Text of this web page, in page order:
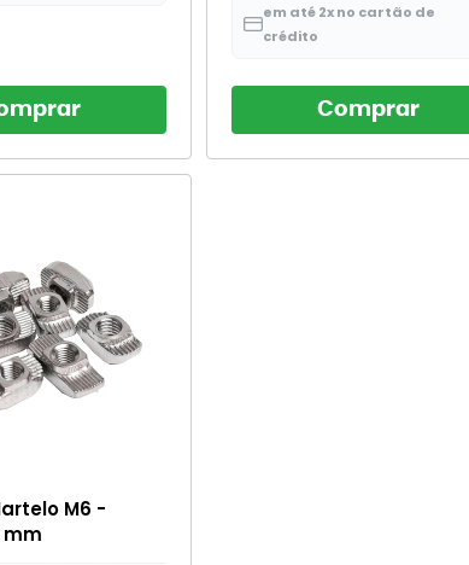
em até 2x no cartão de
crédito
Comprar
M6 -
mm